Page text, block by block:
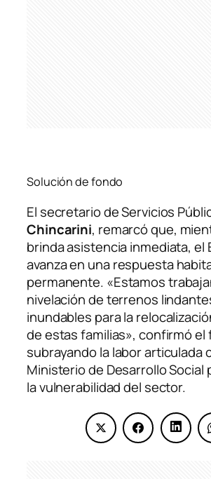
Solución de fondo
El secretario de Servicios
Chincarini, remarcó que,
brinda asistencia inmediata, el
avanza en una respuesta
permanente. «Estamos
nivelación de terrenos
inundables para la
de estas familias», confirmó el
subrayando la labor articulada
Ministerio de Desarrollo Social
la vulnerabilidad del sector.